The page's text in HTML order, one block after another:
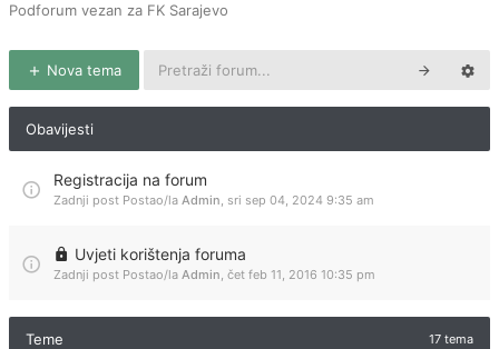
Podforum vezan za FK Sarajevo
Nova tema
Obavijesti
Registracija na forum
Zadnji post Postao/la Admin, sri sep 04, 2024 9:35 am
Uvjeti korištenja foruma
Zadnji post Postao/la Admin, čet feb 11, 2016 10:35 pm
Teme 17 tema